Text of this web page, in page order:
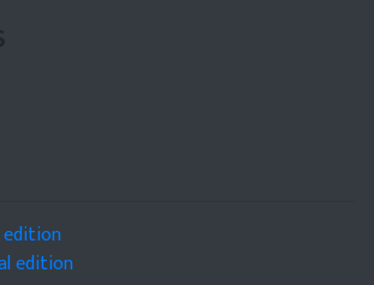
edition